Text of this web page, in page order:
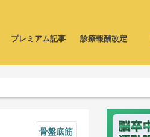
プレミアム記事 診療報酬改定
骨盤底筋